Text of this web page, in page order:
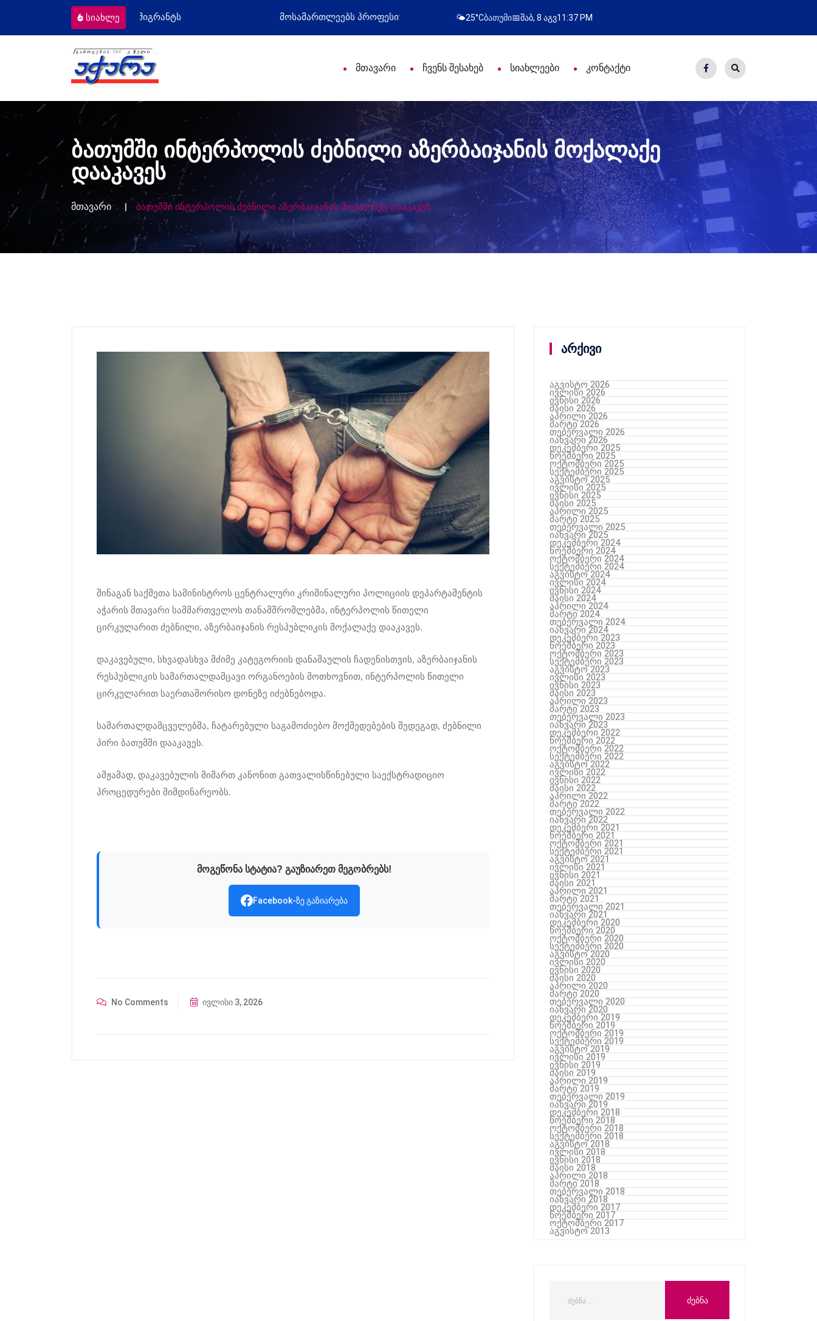
სიახლე მოსამართლეებს პროფესიული დღე მიულოცა წარმატებული გამოსვლა
🌤️25°Cბათუმი📅შაბ, 8 აგვ11:37 PM
მთავარი ჩვენს შესახებ სიახლეები კონტაქტი
ბათუმში ინტერპოლის ძებნილი აზერბაიჯანის მოქალაქე
დააკავეს
მთავარი ბათუმში ინტერპოლის ძებნილი აზერბაიჯანის მოქალაქე დააკავეს
შინაგან საქმეთა სამინისტროს ცენტრალური კრიმინალური პოლიციის დეპარტამენტის
აჭარის მთავარი სამმართველოს თანამშრომლებმა, ინტერპოლის წითელი
ცირკულარით ძებნილი, აზერბაიჯანის რესპუბლიკის მოქალაქე დააკავეს.
დაკავებული, სხვადასხვა მძიმე კატეგორიის დანაშაულის ჩადენისთვის, აზერბაიჯანის
რესპუბლიკის სამართალდამცავი ორგანოების მოთხოვნით, ინტერპოლის წითელი
ცირკულარით საერთაშორისო დონეზე იძებნებოდა.
სამართალდამცველებმა, ჩატარებული საგამოძიებო მოქმედებების შედეგად, ძებნილი
პირი ბათუმში დააკავეს.
ამჟამად, დაკავებულის მიმართ კანონით გათვალისწინებული საექსტრადიციო
პროცედურები მიმდინარეობს.
მოგეწონა სტატია? გაუზიარეთ მეგობრებს!
Facebook-ზე გაზიარება
No Comments ივლისი 3, 2026
არქივი
აგვისტო 2026
ივლისი 2026
ივნისი 2026
მაისი 2026
აპრილი 2026
მარტი 2026
თებერვალი 2026
იანვარი 2026
დეკემბერი 2025
ნოემბერი 2025
ოქტომბერი 2025
სექტემბერი 2025
აგვისტო 2025
ივლისი 2025
ივნისი 2025
მაისი 2025
აპრილი 2025
მარტი 2025
თებერვალი 2025
იანვარი 2025
დეკემბერი 2024
ნოემბერი 2024
ოქტომბერი 2024
სექტემბერი 2024
აგვისტო 2024
ივლისი 2024
ივნისი 2024
მაისი 2024
აპრილი 2024
მარტი 2024
თებერვალი 2024
იანვარი 2024
დეკემბერი 2023
ნოემბერი 2023
ოქტომბერი 2023
სექტემბერი 2023
აგვისტო 2023
ივლისი 2023
ივნისი 2023
მაისი 2023
აპრილი 2023
მარტი 2023
თებერვალი 2023
იანვარი 2023
დეკემბერი 2022
ნოემბერი 2022
ოქტომბერი 2022
სექტემბერი 2022
აგვისტო 2022
ივლისი 2022
ივნისი 2022
მაისი 2022
აპრილი 2022
მარტი 2022
თებერვალი 2022
იანვარი 2022
დეკემბერი 2021
ნოემბერი 2021
ოქტომბერი 2021
სექტემბერი 2021
აგვისტო 2021
ივლისი 2021
ივნისი 2021
მაისი 2021
აპრილი 2021
მარტი 2021
თებერვალი 2021
იანვარი 2021
დეკემბერი 2020
ნოემბერი 2020
ოქტომბერი 2020
სექტემბერი 2020
აგვისტო 2020
ივლისი 2020
ივნისი 2020
მაისი 2020
აპრილი 2020
მარტი 2020
თებერვალი 2020
იანვარი 2020
დეკემბერი 2019
ნოემბერი 2019
ოქტომბერი 2019
სექტემბერი 2019
აგვისტო 2019
ივლისი 2019
ივნისი 2019
მაისი 2019
აპრილი 2019
მარტი 2019
თებერვალი 2019
იანვარი 2019
დეკემბერი 2018
ნოემბერი 2018
ოქტომბერი 2018
სექტემბერი 2018
აგვისტო 2018
ივლისი 2018
ივნისი 2018
მაისი 2018
აპრილი 2018
მარტი 2018
თებერვალი 2018
იანვარი 2018
დეკემბერი 2017
ნოემბერი 2017
ოქტომბერი 2017
აგვისტო 2013